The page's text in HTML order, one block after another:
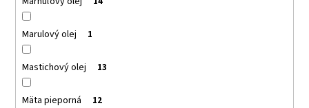
Marulový olej 1
Mastichový olej 13
Mäta pieporná 12